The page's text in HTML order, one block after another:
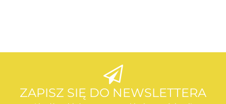
AEG
ZAPISZ SIĘ DO NEWSLETTERA